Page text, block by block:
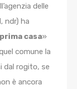
delle
ndr) ha
prima casa»
comune la
dal rogito, se
è ancora